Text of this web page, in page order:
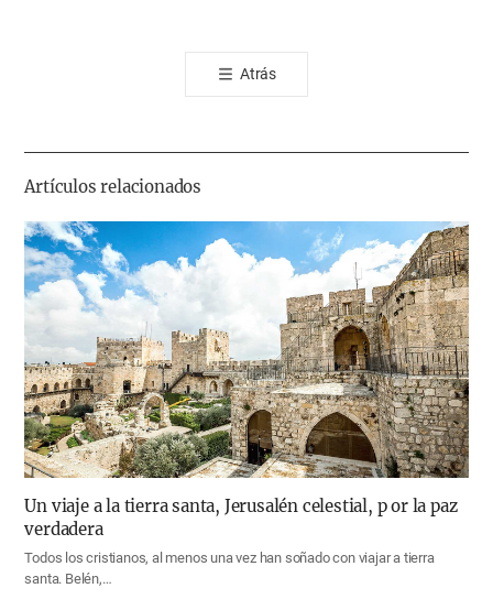
톡
공
기
Atrás
Artículos relacionados
Un viaje a la tierra santa, Jerusalén celestial, p or la paz
verdadera
Todos los cristianos, al menos una vez han soñado con viajar a tierra
santa. Belén,…